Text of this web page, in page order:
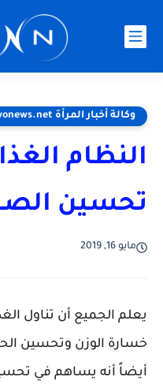
وكالة أخبار المرأة www.wonews.net info@wonews.net
النظام
تحسين
مايو 16, 2019
يعلم الجميع أن تناول
خسارة الوزن وتحسين
أيضاً أنه يساهم في